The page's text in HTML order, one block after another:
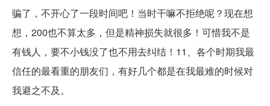
骗了，不开心了一段时间吧！当时干嘛不拒绝呢？现在想
想，200也不算太多，但是精神损失就很多！可惜我不是
有钱人，要不小钱没了也不用去纠结！11、各个时期我最
信任的最看重的朋友们，有好几个都是在我最难的时候对
我避之不及。